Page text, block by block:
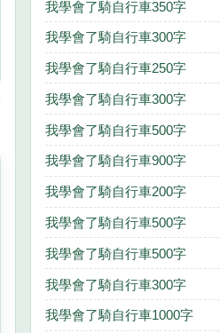
我學會了騎自行車350字
我學會了騎自行車300字
我學會了騎自行車250字
我學會了騎自行車300字
我學會了騎自行車500字
我學會了騎自行車900字
我學會了騎自行車200字
我學會了騎自行車500字
我學會了騎自行車500字
我學會了騎自行車300字
我學會了騎自行車1000字